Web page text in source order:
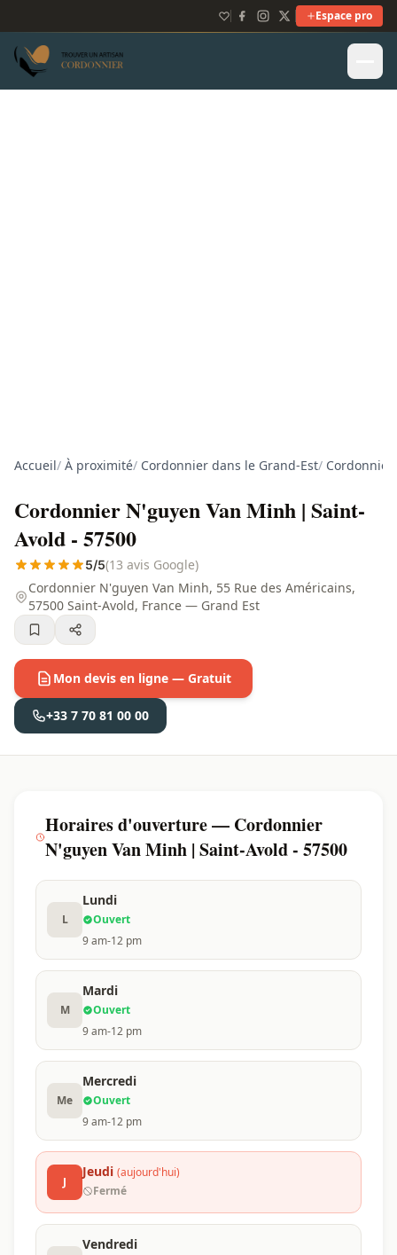
Espace pro
Accueil/ À proximité/ Cordonnier dans le Grand-Est/
Cordonnier N'guyen Van Minh | Saint-
Avold - 57500
5/5(13 avis Google)
Cordonnier N'guyen Van Minh, 55 Rue des Américains,
57500 Saint-Avold, France — Grand Est
Mon devis en ligne — Gratuit
+33 7 70 81 00 00
Horaires d'ouverture — Cordonnier
N'guyen Van Minh | Saint-Avold - 57500
L
Lundi
Ouvert
9 am-12 pm
M
Mardi
Ouvert
9 am-12 pm
Me
Mercredi
Ouvert
9 am-12 pm
J
Jeudi (aujourd'hui)
Fermé
Vendredi